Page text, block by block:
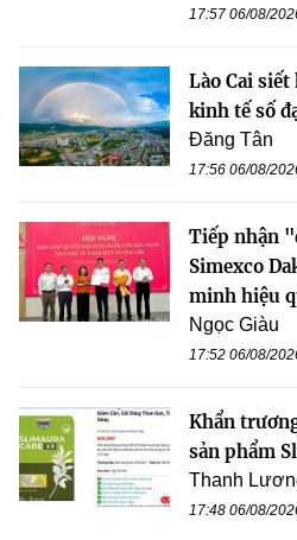
17:57 06/08/
Lào Cai
kinh tế số
Đăng Tân
17:56 06/08/
Tiếp nhận
Simexco
minh hiệu
Ngọc Giàu
17:52 06/08/
Khẩn
sản phẩm
Thanh
17:48 06/08/